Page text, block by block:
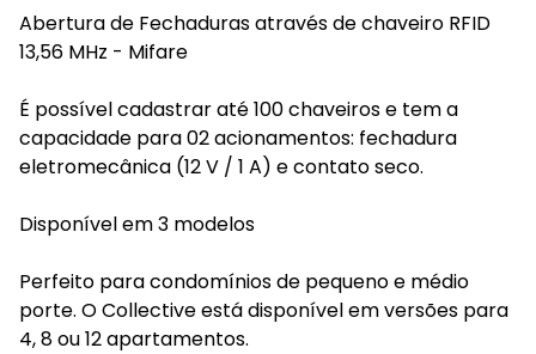
Abertura de Fechaduras através de chaveiro RFID
13,56 MHz - Mifare
É possível cadastrar até 100 chaveiros e tem a
capacidade para 02 acionamentos: fechadura
eletromecânica (12 V / 1 A) e contato seco.
Disponível em 3 modelos
Perfeito para condomínios de pequeno e médio
porte. O Collective está disponível em versões para
4, 8 ou 12 apartamentos.